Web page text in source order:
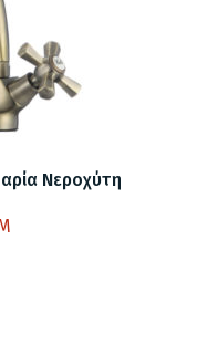
Νεροχύτη